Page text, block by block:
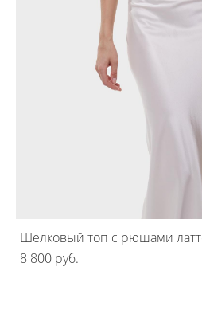
Шелковый топ с рюшами
8 800 pуб.